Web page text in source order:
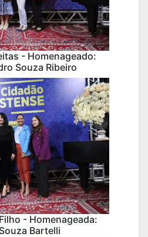
- Homenageado:
Souza Ribeiro
- Homenageada:
Bartelli